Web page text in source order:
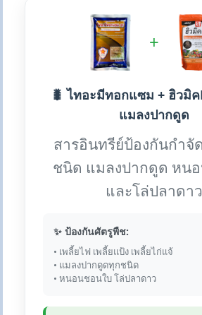
+
🐛 ไทอะมีทอกแซม + ฮิวมิ
แมลงปากดูด
สารอินทรีย์ป้องกันกำจั
ชนิด แมลงปากดูด หน
และโล่ปลาดาว
✨ ป้องกันศัตรูพืช:
• เพลี้ยไฟ เพลี้ยแป้ง เพลี้ยไก่แจ้
• แมลงปากดูดทุกชนิด
• หนอนชอนใบ โล่ปลาดาว